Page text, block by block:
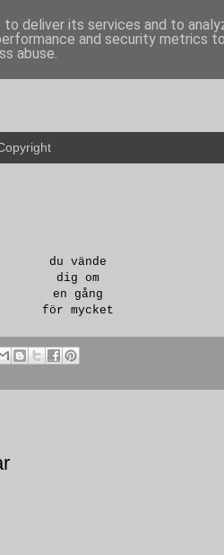
du vände
dig om
en gång
för mycket
deliver its services and to
and security metrics
abuse.